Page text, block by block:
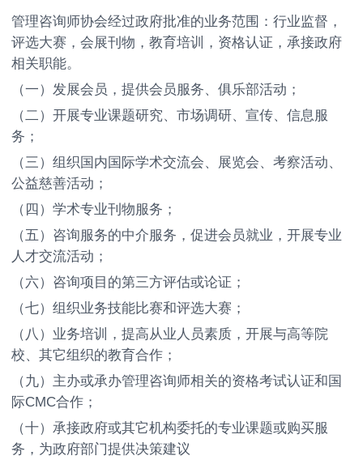
管理咨询师协会经过政府批准的业务范围：行业监督，
评选大赛，会展刊物，教育培训，资格认证，承接政府
相关职能。
（一）发展会员，提供会员服务、俱乐部活动；
（二）开展专业课题研究、市场调研、宣传、信息服
务；
（三）组织国内国际学术交流会、展览会、考察活动、
公益慈善活动；
（四）学术专业刊物服务；
（五）咨询服务的中介服务，促进会员就业，开展专业
人才交流活动；
（六）咨询项目的第三方评估或论证；
（七）组织业务技能比赛和评选大赛；
（八）业务培训，提高从业人员素质，开展与高等院
校、其它组织的教育合作；
（九）主办或承办管理咨询师相关的资格考试认证和国
际CMC合作；
（十）承接政府或其它机构委托的专业课题或购买服
务，为政府部门提供决策建议